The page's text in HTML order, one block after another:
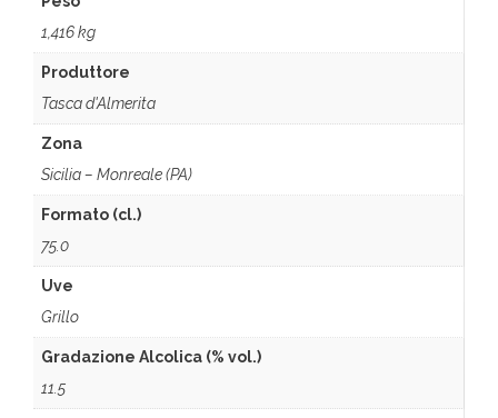
1,416 kg
Produttore
Tasca d'Almerita
Zona
Sicilia – Monreale (PA)
Formato (cl.)
75.0
Uve
Grillo
Gradazione Alcolica (% vol.)
11.5